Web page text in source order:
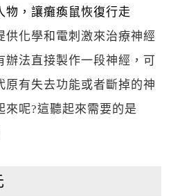
物，讓癱瘓鼠恢復行走
供化學和電刺激來治療神經
辦法直接製作一段神經，可
原有失去功能或者斷掉的神
來呢?這聽起來需要的是